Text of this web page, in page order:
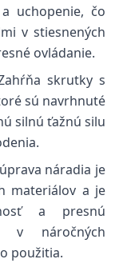
uchopenie, čo
v stiesnených
ovládanie.
skrutky s
sú navrhnuté
silnú ťažnú silu
náradia je
materiálov a je
a presnú
v náročných
použitia.